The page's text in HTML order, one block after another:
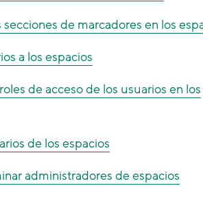
secciones de marcadores en los
a los espacios
de acceso de los usuarios en los
de los espacios
administradores de espacios